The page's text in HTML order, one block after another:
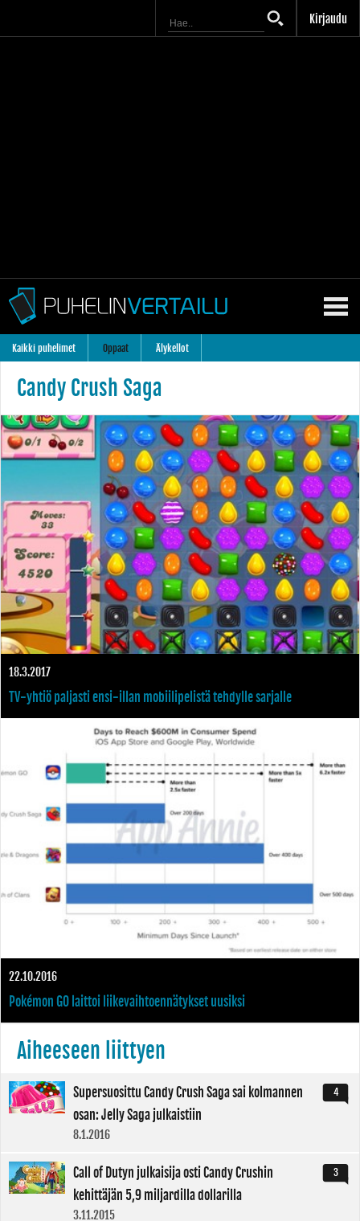
Kirjaudu
Kaikki puhelimet Oppaat Älykellot
Candy Crush Saga
18.3.2017
TV-yhtiö paljasti ensi-illan mobiilipelistä tehdylle sarjalle
22.10.2016
Pokémon GO laittoi liikevaihtoennätykset uusiksi
Aiheeseen liittyen
4
Supersuosittu Candy Crush Saga sai kolmannen
osan: Jelly Saga julkaistiin
8.1.2016
3
Call of Dutyn julkaisija osti Candy Crushin
kehittäjän 5,9 miljardilla dollarilla
3.11.2015